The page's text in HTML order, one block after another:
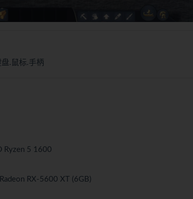
.鼠标.手柄
Ryzen 5 1600
RX-5600 XT (6GB)